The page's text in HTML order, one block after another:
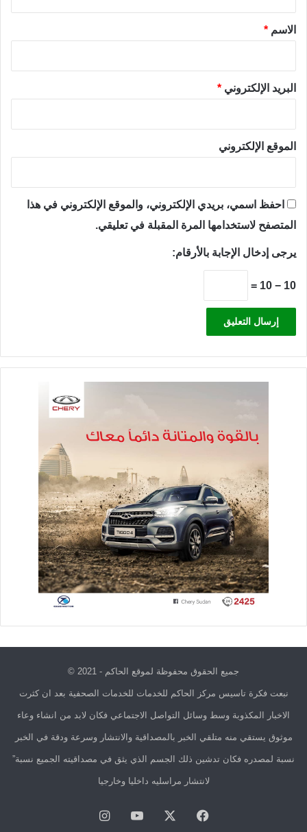
*الاسم *
البريد الإلكتروني *
الموقع الإلكتروني
احفظ اسمي، بريدي الإلكتروني، والموقع الإلكتروني في هذا
المتصفح لاستخدامها المرة المقبلة في تعليقي.
يرجى إدخال الإجابة بالأرقام:
10 − 10 =
جميع الحقوق محفوظة لموقع الحاكم - 2021 ©
نبعت فكرة تاسيس مركز الحاكم للخدمات للخدمات الصحفية بعد ان كثرت
الاخبار المكذوبة وسط وسائل التواصل الاجتماعي فكان لابد من انشاء وعاء
موثوق يستقي منه متلقي الخبر بالمصداقية والانتشار وسرعة ودقة في الخبر
نسبة لمصدره فكان تدشين ذلك الجسم الذي يثق في مصداقيته الجميع نسبة”
لانتشار مراسليه داخليا وخارجيا
فيسبوك يوتيوبانستقرام